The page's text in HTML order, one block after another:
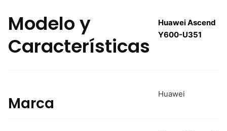
Modelo y
Características
Huawei Ascend
Y600-U351
Marca Huawei